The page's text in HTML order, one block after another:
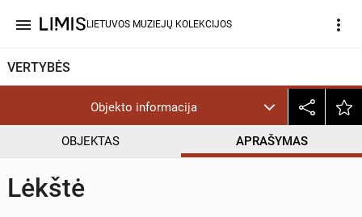
menu LIETUVOS MUZIEJŲ KOLEKCIJOS more_vert
VERTYBĖS
Objekto informacija
OBJEKTAS APRAŠYMAS
Lėkštė